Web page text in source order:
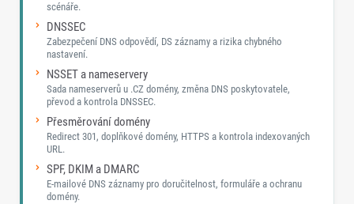
scénáře.
DNSSEC
Zabezpečení DNS odpovědí, DS záznamy a rizika chybného
nastavení.
NSSET a nameservery
Sada nameserverů u .CZ domény, změna DNS poskytovatele,
převod a kontrola DNSSEC.
Přesměrování domény
Redirect 301, doplňkové domény, HTTPS a kontrola indexovaných
URL.
SPF, DKIM a DMARC
E-mailové DNS záznamy pro doručitelnost, formuláře a ochranu
domény.